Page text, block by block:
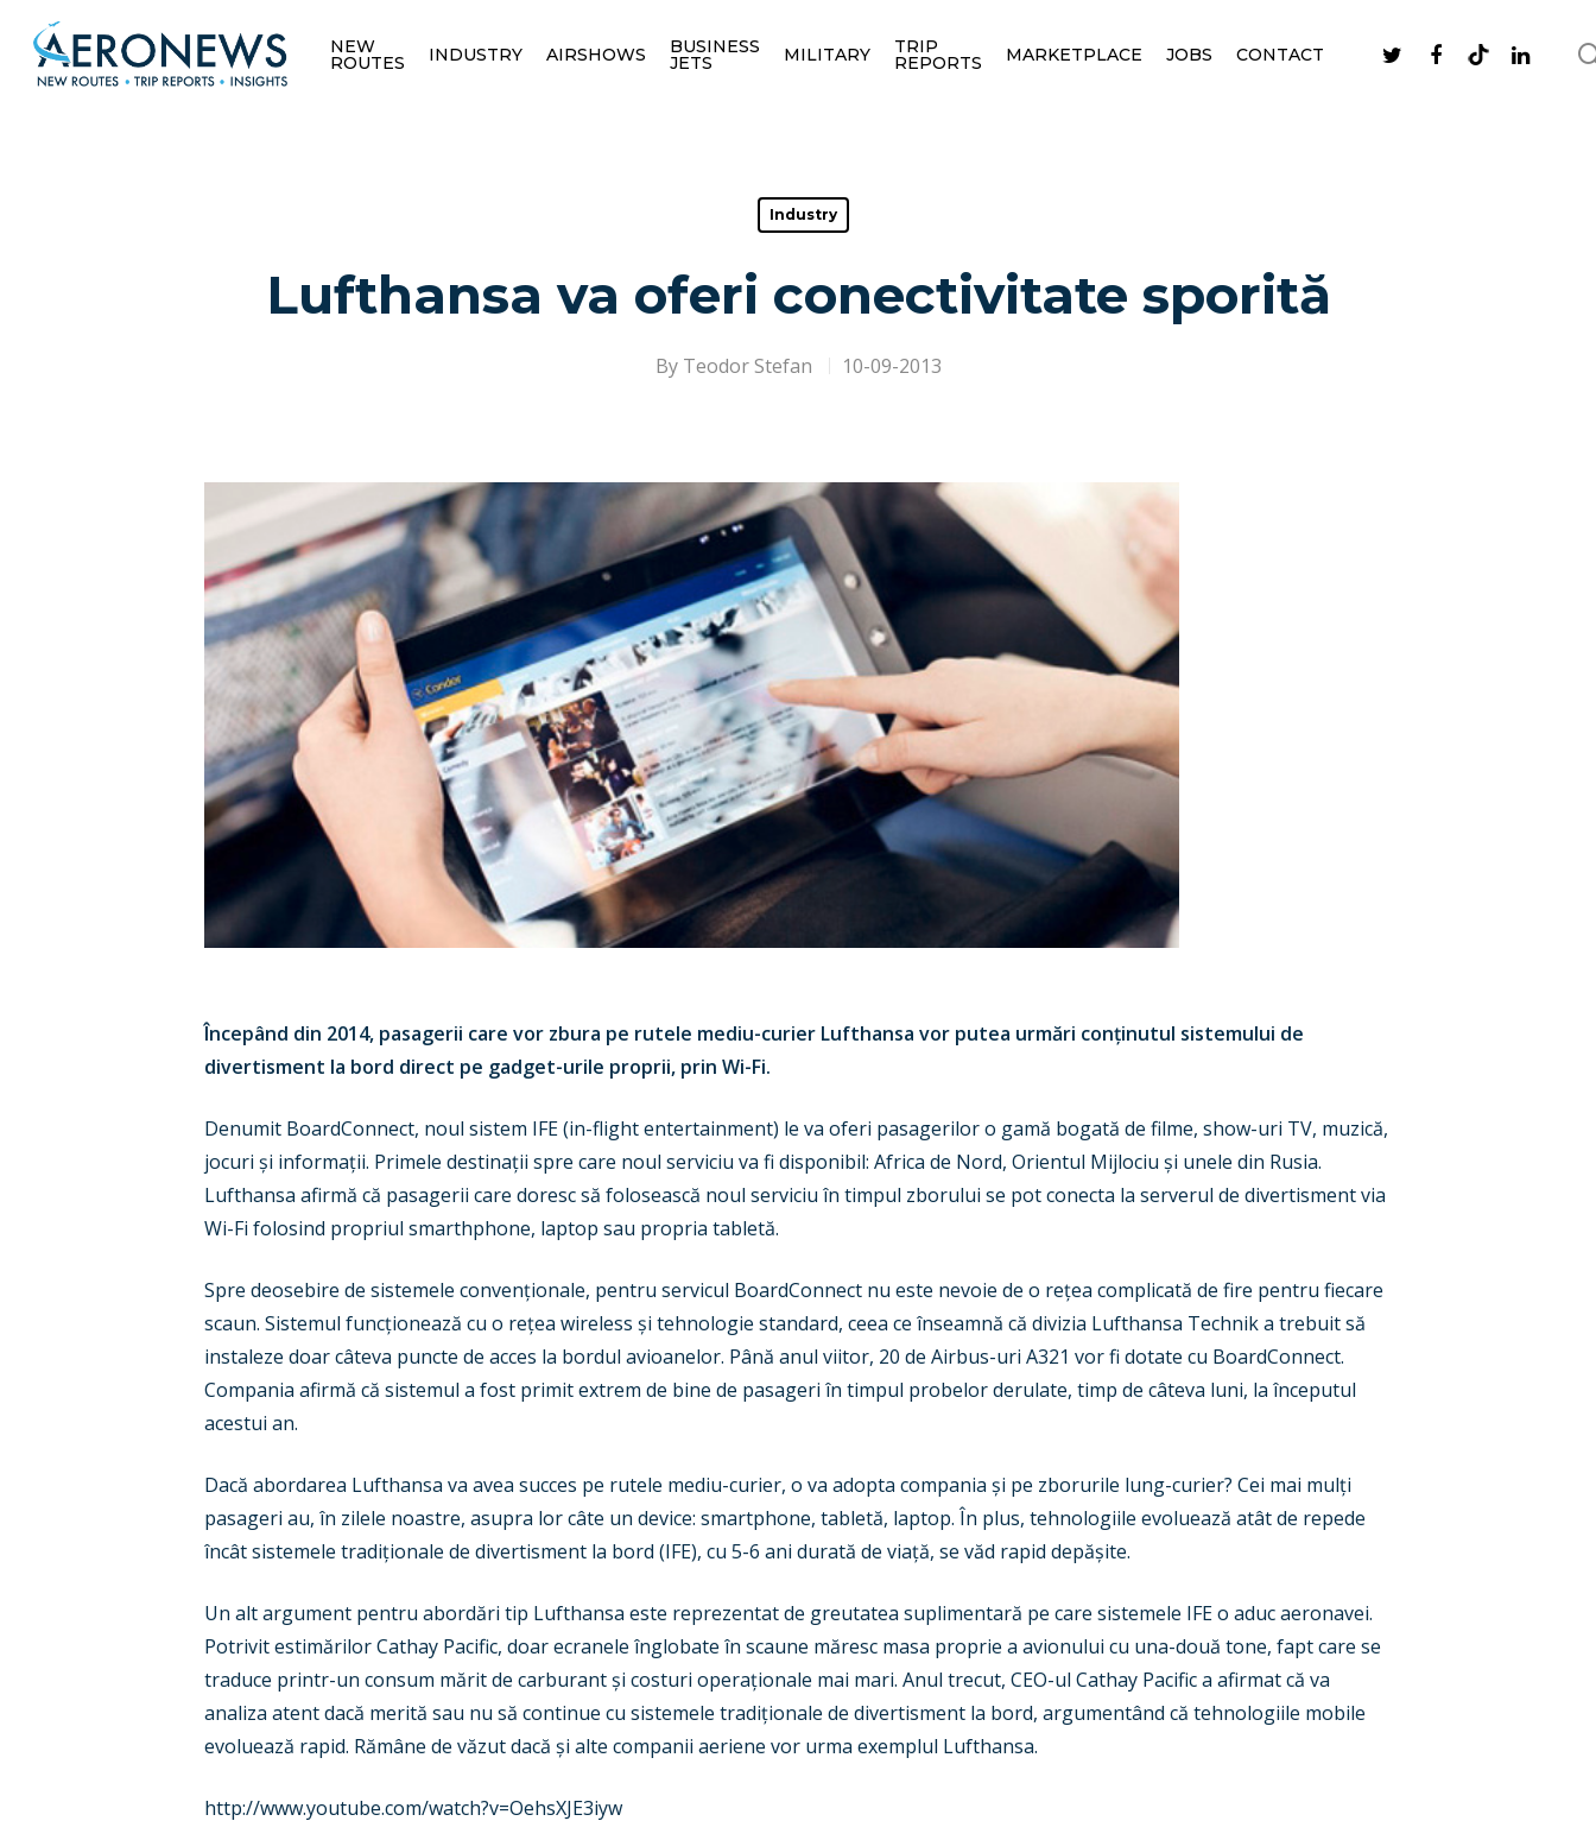
Hit enter to search or ESC to close
NEW
ROUTES INDUSTRY AIRSHOWS BUSINESS
JETS MILITARY TRIP
REPORTS MARKETPLACE JOBS CONTACT
Industry
Lufthansa va oferi conectivitate sporită
By Teodor Stefan 10-09-2013
Începând din 2014, pasagerii care vor zbura pe rutele mediu-curier Lufthansa vor putea urmări conținutul sistemului de
divertisment la bord direct pe gadget-urile proprii, prin Wi-Fi.
Denumit BoardConnect, noul sistem IFE (in-flight entertainment) le va oferi pasagerilor o gamă bogată de filme, show-uri TV, muzică,
jocuri și informații. Primele destinații spre care noul serviciu va fi disponibil: Africa de Nord, Orientul Mijlociu și unele din Rusia.
Lufthansa afirmă că pasagerii care doresc să folosească noul serviciu în timpul zborului se pot conecta la serverul de divertisment via
Wi-Fi folosind propriul smarthphone, laptop sau propria tabletă.
Spre deosebire de sistemele convenționale, pentru servicul BoardConnect nu este nevoie de o rețea complicată de fire pentru fiecare
scaun. Sistemul funcționează cu o rețea wireless și tehnologie standard, ceea ce înseamnă că divizia Lufthansa Technik a trebuit să
instaleze doar câteva puncte de acces la bordul avioanelor. Până anul viitor, 20 de Airbus-uri A321 vor fi dotate cu BoardConnect.
Compania afirmă că sistemul a fost primit extrem de bine de pasageri în timpul probelor derulate, timp de câteva luni, la începutul
acestui an.
Dacă abordarea Lufthansa va avea succes pe rutele mediu-curier, o va adopta compania și pe zborurile lung-curier? Cei mai mulți
pasageri au, în zilele noastre, asupra lor câte un device: smartphone, tabletă, laptop. În plus, tehnologiile evoluează atât de repede
încât sistemele tradiționale de divertisment la bord (IFE), cu 5-6 ani durată de viață, se văd rapid depășite.
Un alt argument pentru abordări tip Lufthansa este reprezentat de greutatea suplimentară pe care sistemele IFE o aduc aeronavei.
Potrivit estimărilor Cathay Pacific, doar ecranele înglobate în scaune măresc masa proprie a avionului cu una-două tone, fapt care se
traduce printr-un consum mărit de carburant și costuri operaționale mai mari. Anul trecut, CEO-ul Cathay Pacific a afirmat că va
analiza atent dacă merită sau nu să continue cu sistemele tradiționale de divertisment la bord, argumentând că tehnologiile mobile
evoluează rapid. Rămâne de văzut dacă și alte companii aeriene vor urma exemplul Lufthansa.
http://www.youtube.com/watch?v=OehsXJE3iyw